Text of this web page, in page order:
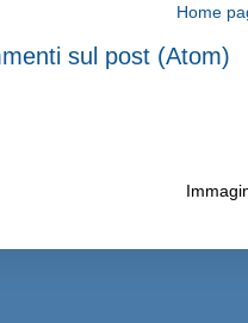
Home
sul post (Atom)